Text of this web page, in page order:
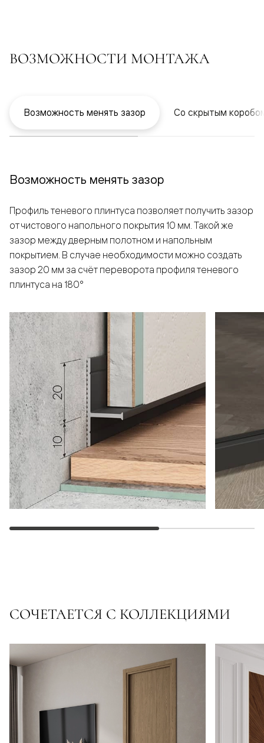
ВОЗМОЖНОСТИ МОНТАЖА
Возможность менять зазор Со скрытым
Возможность менять зазор
Профиль теневого плинтуса позволяет получить зазор
от чистового напольного покрытия 10 мм. Такой же
зазор между дверным полотном и напольным
покрытием. В случае необходимости можно создать
зазор 20 мм за счёт переворота профиля теневого
плинтуса на 180°
СОЧЕТАЕТСЯ С КОЛЛЕКЦИЯМИ